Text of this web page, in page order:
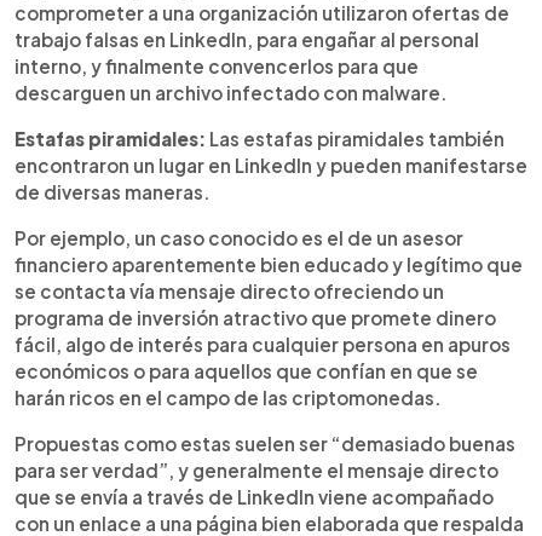
comprometer a una organización utilizaron ofertas de
trabajo falsas en LinkedIn, para engañar al personal
interno, y finalmente convencerlos para que
descarguen un archivo infectado con malware.
Estafas piramidales: Las estafas piramidales también
encontraron un lugar en LinkedIn y pueden manifestarse
de diversas maneras.
Por ejemplo, un caso conocido es el de un asesor
financiero aparentemente bien educado y legítimo que
se contacta vía mensaje directo ofreciendo un
programa de inversión atractivo que promete dinero
fácil, algo de interés para cualquier persona en apuros
económicos o para aquellos que confían en que se
harán ricos en el campo de las criptomonedas.
Propuestas como estas suelen ser “demasiado buenas
para ser verdad”, y generalmente el mensaje directo
que se envía a través de LinkedIn viene acompañado
con un enlace a una página bien elaborada que respalda